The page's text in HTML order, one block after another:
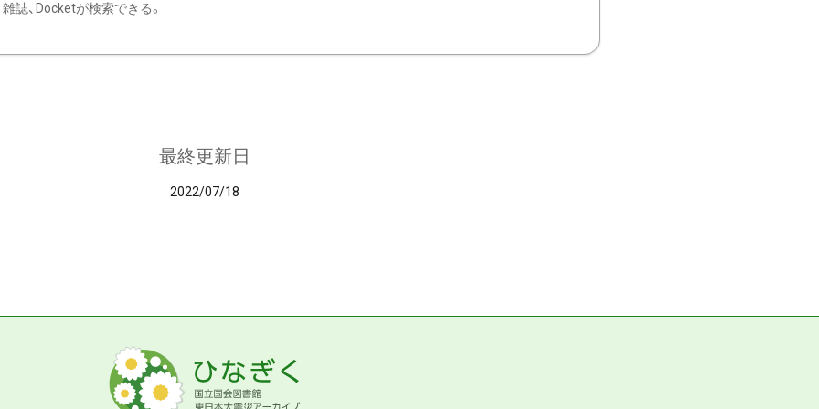
雑誌、Docketが検索できる。
最終更新日
2022/07/18